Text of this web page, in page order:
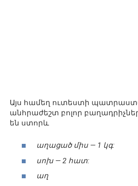
Այս համեղ ուտեստի
անհրաժեշտ բոլոր
են ստորև
աղացած միս — 1 կգ:
սոխ — 2 հատ:
աղ